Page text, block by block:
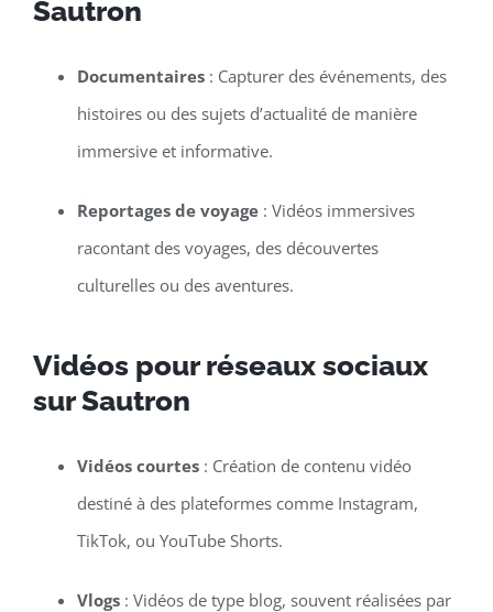
Sautron
Documentaires: Capturer des événements, des
histoires ou des sujets d’actualité de manière
immersive et informative.
Reportages de voyage: Vidéos immersives
racontant des voyages, des découvertes
culturelles ou des aventures.
Vidéos pour réseaux sociaux
sur Sautron
Vidéos courtes: Création de contenu vidéo
destiné à des plateformes comme Instagram,
TikTok, ou YouTube Shorts.
Vlogs: Vidéos de type blog, souvent réalisées par